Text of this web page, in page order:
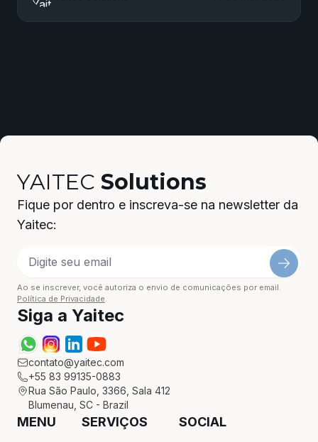
YAITEC Solutions
Fique por dentro e inscreva-se na newsletter da
Yaitec:
Ao se inscrever, você autoriza o envio de comunicações por email.
Política de Privacidade.
Siga a Yaitec
contato@yaitec.com
+55 83 99135-0883
Rua São Paulo, 3366, Sala 412
Blumenau, SC - Brazil
MENU SERVIÇOS SOCIAL